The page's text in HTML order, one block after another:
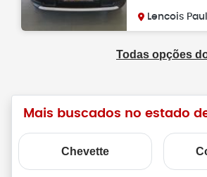
Lencois
Todas opções
Mais buscados no estado
Chevette